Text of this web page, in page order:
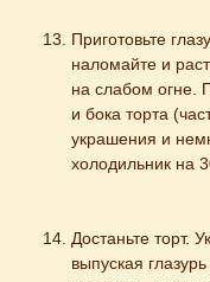
Приготовьте
наломайте и
на слабом огне.
и бока торта
украшения и
холодильник на
Достаньте торт.
выпуская